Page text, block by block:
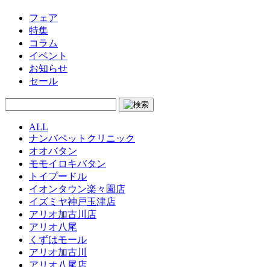
フェア
特集
コラム
イベント
お知らせ
セール
ALL
ナンバペットクリニック
オオバタン
モモイロキバタン
トイプードル
イオンタウン楽々園店
イズミヤ神戸玉津店
アリオ加古川店
アリオ八尾
くずはモール
アリオ加古川
アリオ八尾店